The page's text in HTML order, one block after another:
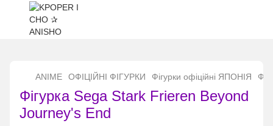
ANIME ОФІЦІЙНІ ФІГУРКИ Фігурки офіційні ЯПОНІЯ
Фігурка Sega Stark Frieren Beyond
Journey's End